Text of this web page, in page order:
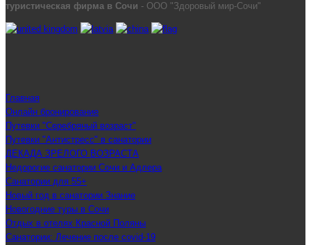
туристическая фирма в Сочи - ООО "Здоровый мир-Сочи"
Главная
Онлайн бронирование
Путевки "Серебряный возраст"
Путевки "Антистресс" в санатории
ДЕКАДА ЗРЕЛОГО ВОЗРАСТА
Недорогие санатории Сочи и Адлера
Санатории для 55+
Новый год в санатории Знание
Новогодние туры в Сочи
Отдых в отелях Красной Поляны
Санатории: Лечение после covid-19